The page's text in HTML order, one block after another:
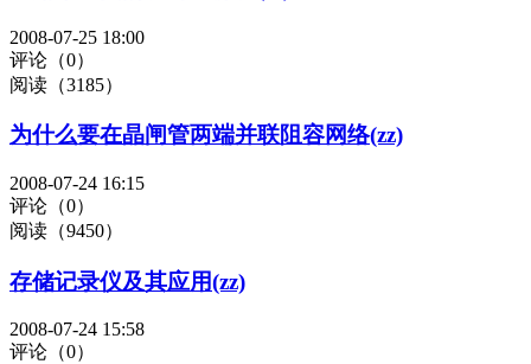
2008-07-25 18:00
评论（0）
阅读（3185）
为什么要在晶闸管两端并联阻容网络(zz)
2008-07-24 16:15
评论（0）
阅读（9450）
存储记录仪及其应用(zz)
2008-07-24 15:58
评论（0）